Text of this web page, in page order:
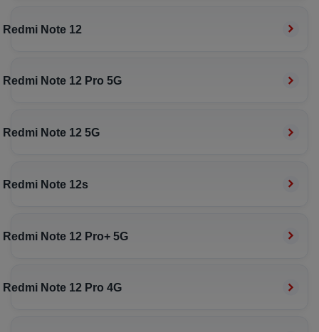
Redmi Note 12
Redmi Note 12 Pro 5G
Redmi Note 12 5G
Redmi Note 12s
Redmi Note 12 Pro+ 5G
Redmi Note 12 Pro 4G